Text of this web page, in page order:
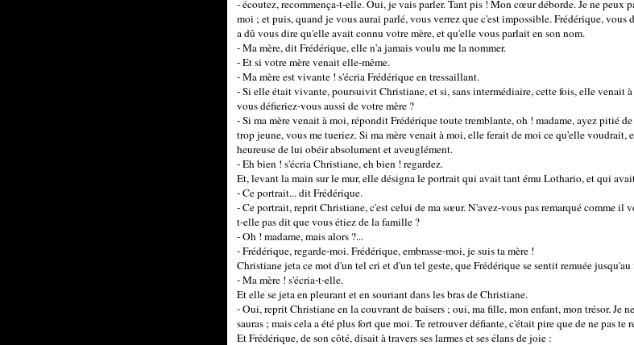
- écoutez, recommença-t-elle. Oui, je vais parler. Tant pis ! Mon cœur déborde. Je ne peux
moi ; et puis, quand je vous aurai parlé, vous verrez que c'est impossible. Frédérique,
a dû vous dire qu'elle avait connu votre mère, et qu'elle vous parlait en son nom.
- Ma mère, dit Frédérique, elle n'a jamais voulu me la nommer.
- Et si votre mère venait elle-même.
- Ma mère est vivante ! s'écria Frédérique en tressaillant.
- Si elle était vivante, poursuivit Christiane, et si, sans intermédiaire, cette fois, elle venait
vous défieriez-vous aussi de votre mère ?
- Si ma mère venait à moi, répondit Frédérique toute tremblante, oh ! madame, ayez pitié
trop jeune, vous me tueriez. Si ma mère venait à moi, elle ferait de moi ce qu'elle voudrait,
heureuse de lui obéir absolument et aveuglément.
- Eh bien ! s'écria Christiane, eh bien ! regardez.
Et, levant la main sur le mur, elle désigna le portrait qui avait tant ému Lothario, et qui
- Ce portrait... dit Frédérique.
- Ce portrait, reprit Christiane, c'est celui de ma sœur. N'avez-vous pas remarqué comme il
t-elle pas dit que vous étiez de la famille ?
- Oh ! madame, mais alors ?...
- Frédérique, regarde-moi. Frédérique, embrasse-moi, je suis ta mère !
Christiane jeta ce mot d'un tel cri et d'un tel geste, que Frédérique se sentit remuée
- Ma mère ! s'écria-t-elle.
Et elle se jeta en pleurant et en souriant dans les bras de Christiane.
- Oui, reprit Christiane en la couvrant de baisers ; oui, ma fille, mon enfant, mon trésor. Je
sauras ; mais cela a été plus fort que moi. Te retrouver défiante, c'était pire que de ne pas te
Et Frédérique, de son côté, disait à travers ses larmes et ses élans de joie :